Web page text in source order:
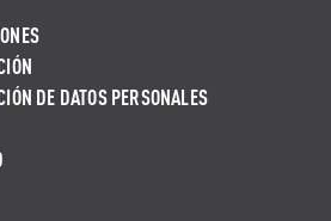
DE DATOS PERSONALES